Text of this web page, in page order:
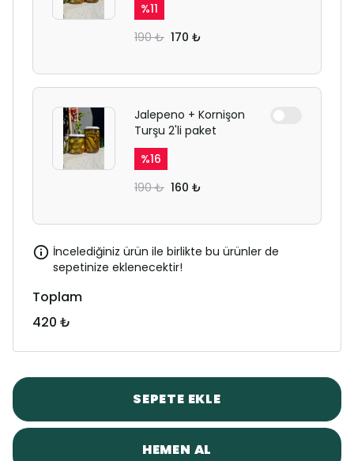
%11
190 ₺ 170 ₺
Jalepeno + Kornişon
Turşu 2'li paket
%16
190 ₺ 160 ₺
İncelediğiniz ürün ile birlikte bu ürünler de
sepetinize eklenecektir!
Toplam
420 ₺
SEPETE EKLE
HEMEN AL